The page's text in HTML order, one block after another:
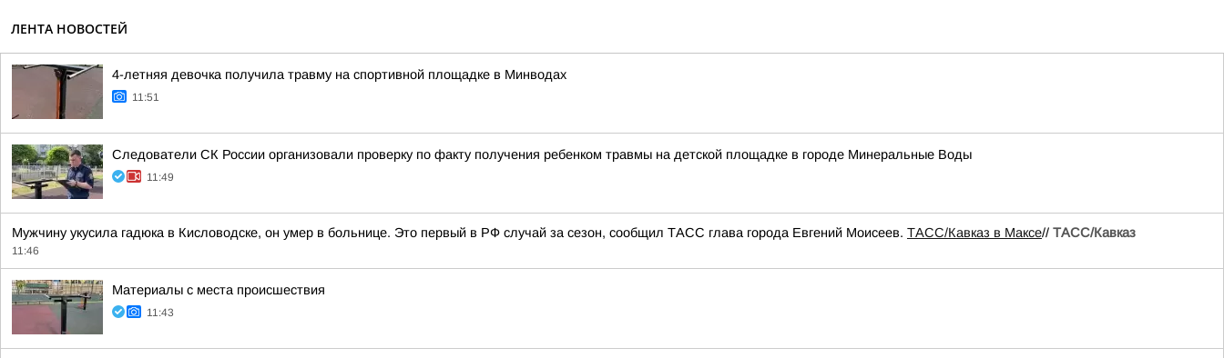
ЛЕНТА НОВОСТЕЙ
4-летняя девочка получила травму на спортивной площадке в Минводах
11:51
Следователи СК России организовали проверку по факту получения ребенком травмы на детской площадке в городе Минеральные Воды
11:49
Мужчину укусила гадюка в Кисловодске, он умер в больнице. Это первый в РФ случай за сезон, сообщил ТАСС глава города Евгений Моисеев. ТАСС/Кавказ в Максе// ТАСС/Кавказ
11:46
Материалы с места происшествия
11:43